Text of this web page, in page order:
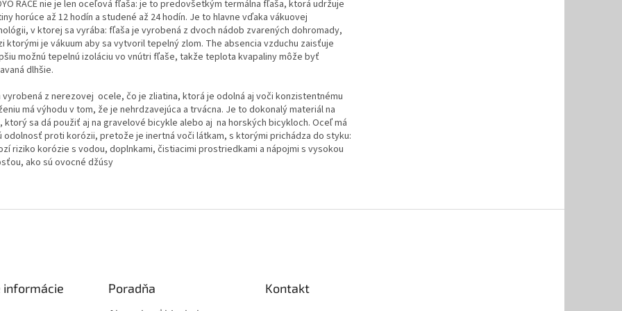
RACE nie je len oceľová fľaša: je to predovšetkým termálna fľaša, ktorá udržuje
horúce až 12 hodín a studené až 24 hodín. Je to hlavne vďaka vákuovej
v ktorej sa vyrába: fľaša je vyrobená z dvoch nádob zvarených dohromady,
ktorými je vákuum aby sa vytvoril tepelný zlom. The absencia vzduchu zaisťuje
možnú tepelnú izoláciu vo vnútri fľaše, takže teplota kvapaliny môže byť
dlhšie.
vyrobená z nerezovej ocele, čo je zliatina, ktorá je odolná aj voči konzistentnému
má výhodu v tom, že je nehrdzavejúca a trvácna. Je to dokonalý materiál na
ktorý sa dá použiť aj na gravelové bicykle alebo aj na horských bicykloch. Oceľ má
odolnosť proti korózii, pretože je inertná voči látkam, s ktorými prichádza do styku:
riziko korózie s vodou, doplnkami, čistiacimi prostriedkami a nápojmi s vysokou
ako sú ovocné džúsy
informácie Poradňa Kontakt